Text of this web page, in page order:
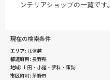
ンテリアショップの一覧です。
現在の検索条件
エリア 北信越
都道府県 長野県
地域 上田・小諸・蓼科・諏訪
市区町村 茅野市